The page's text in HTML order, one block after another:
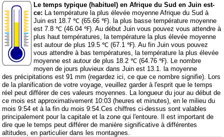
Le temps typique (habituel) en Afrique du Sud en Juin est-
ce: La température la plus élevée moyenne Afrique du Sud à
Juin est 18.7 ℃ (65.66 ℉). la plus basse température moyenne
est 7.8 ℃ (46.04 ℉). Au début Juin vous pouvez vous attendre à
plus haut températures, la température la plus élevée moyenne
est autour de plus 19.5 ℃ (67.1 ℉). Au fin Juin vous pouvez
vous attendre à bas températures, la température la plus élevée
moyenne est autour de plus 18.2 ℃ (64.76 ℉). Le nombre
moyen de jours pluvieux dans Juin est 13.1. la moyenne
des précipitations est 91 mm (regardez ici, ce que ce nombre signifie). Lors
de la planification de votre voyage, veuillez garder à l'esprit que le temps
réel peut différer de ces valeurs moyennes. La longueur du jour au début de
ce mois est approximativement 10:03 (heures et minutes), en le milieu du
mois 9:54 et à la fin du mois 9:54.Ces chiffres ci-dessus sont valables
principalement pour la capitale et la zone qui l'entoure. Il est important de
dire que le temps peut différer de manière significative à différentes
altitudes, en particulier dans les montagnes.